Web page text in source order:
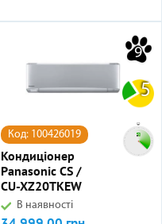
9
5
Код: 100426019
Кондиціонер
Panasonic CS /
CU-XZ20TKEW
В наявності